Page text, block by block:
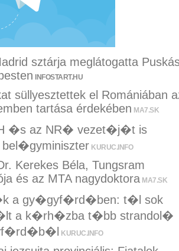
sztárja meglátogatta
INFOSTART.HU
süllyesztettek el Romániában
tartása érdekében MA7.SK
�s az NR� vezet�j�t is
KURUC.INFO
Kerekes Béla, Tungsram
és az MTA nagydoktora MA7.SK
a gy�gyf�rd�ben: t�l sok
a k�rh�zba t�bb strandol�
KURUC.INFO